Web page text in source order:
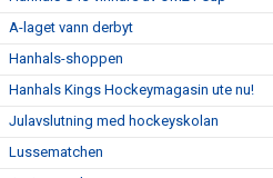
A-laget vann derbyt
Hanhals-shoppen
Hanhals Kings Hockeymagasin ute nu!
Julavslutning med hockeyskolan
Lussematchen